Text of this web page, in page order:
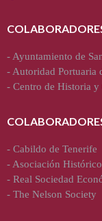
- Ayuntamiento de
- Autoridad Portuaria
- Centro de Historia
- Cabildo de Tenerife
- Asociación
- Real Sociedad
- The Nelson Society